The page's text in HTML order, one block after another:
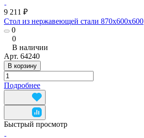
9 211 ₽
Стол из нержавеющей стали 870x600x600
0
0
В наличии
Арт. 64240
В корзину
Подробнее
Быстрый просмотр